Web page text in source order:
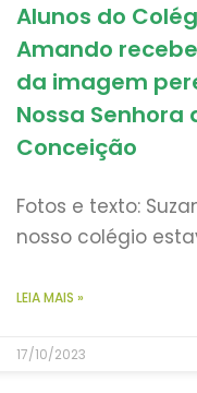
Alunos do
Amando
da imagem
Nossa Senhora
Conceição
Fotos e texto:
nosso colégio
LEIA MAIS »
17/10/2023